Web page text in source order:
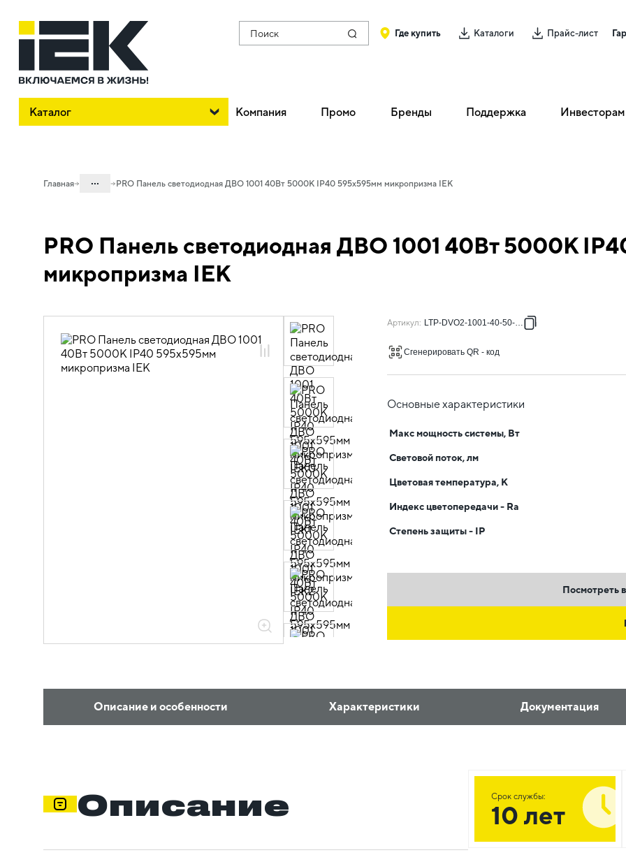
Поиск Где купить Каталоги Прайс-лист
Каталог Компания Промо Бренды Поддержка Инвесторам
Главная ...
10. Светотехника
LIGHTING PRO
10.10.02.01 Панели светодиодные
10.10.02.01.01 Панели светодиодные
10.10.02.01.01.01 Панели светодиодные
PRO Панель светодиодная ДВО 1001 40Вт 5000К IP40 595х595мм микропризма IEK
PRO Панель светодиодная ДВО 1001 40Вт 5000К
микропризма IEK
Артикул: LTP-DVO2-1001-40-50-K01
Сгенерировать QR - код
Основные характеристики
Макс мощность системы, Вт
Световой поток, лм
Цветовая температура, К
Индекс цветопередачи - Ra
Степень защиты - IP
Посмотреть
Описание и особенности Характеристики Документация
Описание Срок службы:
10 лет